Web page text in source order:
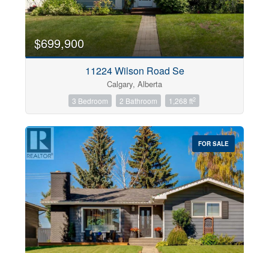
Keyword
Condominium
Search
$699,900
11224 Wilson Road Se
Calgary, Alberta
3 Bedroom 2 Bathroom 1,268 ft2
FOR SALE